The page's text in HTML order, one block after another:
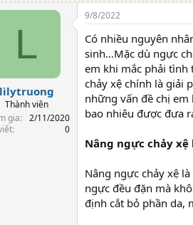
à
g
L
lilytruong
Thành viên
gia
2/11/2020
0
9/8/2022
Có nhiều nguyên
sinh…Mặc dù ngực
em khi mắc phải tình
chảy xệ chính là giải
những vấn đề chị
bao nhiêu được đưa
Nâng ngực chảy xệ
Nâng ngực chảy xệ
ngực đều đặn mà
định cắt bỏ phần da,